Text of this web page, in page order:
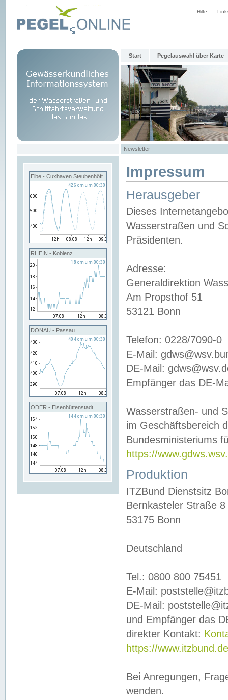
Hilfe
Start Pegelauswahl über Karte
Newsletter
Elbe - Cuxhaven Steubenhöft
RHEIN - Koblenz
DONAU - Passau
ODER - Eisenhüttenstadt
Impressum
Herausgeber
Dieses
Wasserstraßen und
Präsidenten.
Adresse:
Generaldirektion
Am Propsthof 51
53121 Bonn
Telefon: 0228/7090-0
E-Mail:
DE-Mail:
Empfänger das DE-
Wasserstraßen- und
im Geschäftsbereich
Bundesministeriums
https://
Produktion
ITZBund Dienstsitz
Bernkasteler Straße 8
53175 Bonn
Deutschland
Tel.: 0800 800 75451
E-Mail:
DE-Mail:
und Empfänger das
direkter Kontakt:
https://
Bei Anregungen,
wenden.